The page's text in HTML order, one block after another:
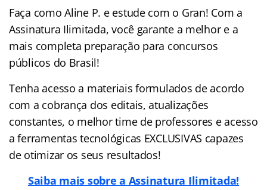
Faça como Aline P. e estude com o Gran! Com a
Assinatura Ilimitada, você garante a melhor e a
mais completa preparação para concursos
públicos do Brasil!
Tenha acesso a materiais formulados de acordo
com a cobrança dos editais, atualizações
constantes, o melhor time de professores e acesso
a ferramentas tecnológicas EXCLUSIVAS capazes
de otimizar os seus resultados!
Saiba mais sobre a Assinatura Ilimitada!